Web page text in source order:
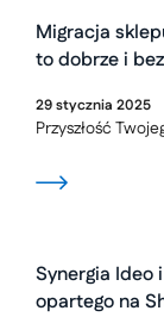
Migracja
to dobrze i
29stycznia 2025
Przyszłość
Synergia
opartego na